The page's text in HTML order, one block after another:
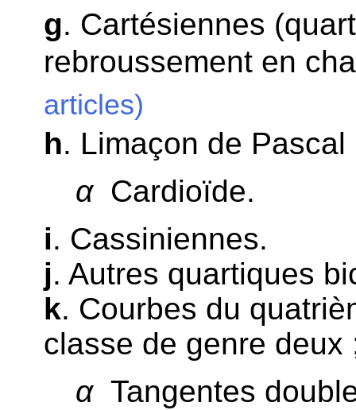
g. Cartésiennes
rebroussement en
articles)
h. Limaçon de Pascal
αCardioïde.
i. Cassiniennes.
j. Autres quartiques
k. Courbes du
classe de genre deux
αTangentes